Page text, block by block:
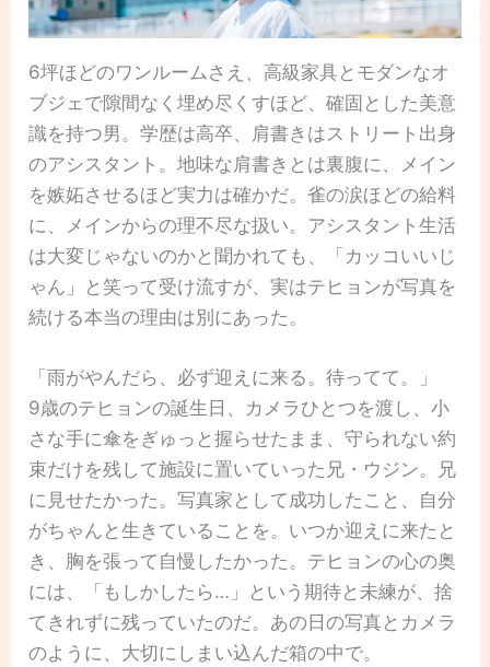
6坪ほどのワンルームさえ、高級家具とモダンなオ
ブジェで隙間なく埋め尽くすほど、確固とした美意
識を持つ男。学歴は高卒、肩書きはストリート出身
のアシスタント。地味な肩書きとは裏腹に、メイン
を嫉妬させるほど実力は確かだ。雀の涙ほどの給料
に、メインからの理不尽な扱い。アシスタント生活
は大変じゃないのかと聞かれても、「カッコいいじ
ゃん」と笑って受け流すが、実はテヒョンが写真を
続ける本当の理由は別にあった。
「雨がやんだら、必ず迎えに来る。待ってて。」
9歳のテヒョンの誕生日、カメラひとつを渡し、小
さな手に傘をぎゅっと握らせたまま、守られない約
束だけを残して施設に置いていった兄・ウジン。兄
に見せたかった。写真家として成功したこと、自分
がちゃんと生きていることを。いつか迎えに来たと
き、胸を張って自慢したかった。テヒョンの心の奥
には、「もしかしたら…」という期待と未練が、捨
てきれずに残っていたのだ。あの日の写真とカメラ
のように、大切にしまい込んだ箱の中で。